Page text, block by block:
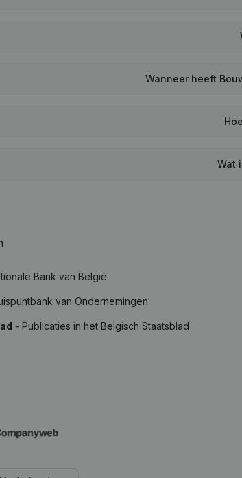
Wanneer heeft
Wat
Bank van België
van Ondernemingen
- Publicaties in het Belgisch Staatsblad